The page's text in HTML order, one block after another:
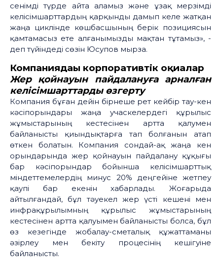
сенімді түрде айта аламыз және ұзақ мерзімді
келісімшарттардың қарқынды дамып келе жатқан
жаңа циклінде көшбасшының берік позициясын
қамтамасыз ете алғанымызды мақтан тұтамыз», -
деп түйіндеді сөзін Юсупов мырза.
Компаниядағы корпоративтік оқиғалар
Жер
қойнауын пайдалануға
арналған
келісімшарттарды өзгерту
Компания бұған дейін бірнеше рет кейбір тау-кен
кәсіпорындары жаңа учаскелердегі құрылыс
жұмыстарының кестесінен артта қалумен
байланысты қиындықтарға тап болғанын атап
өткен болатын. Компания сондай-ақ жаңа кен
орындарында жер қойнауын пайдалану құқығы
бар кәсіпорындар бойынша келісімшарттық
міндеттемелердің минус 20% деңгейіне жетпеу
қаупі бар екенін хабарлады. Жоғарыда
айтылғандай, бұл тәуекел жер үсті кешені мен
инфрақұрылымның құрылыс жұмыстарының
кестесінен артта қалуымен байланысты болса, бұл
өз кезегінде жобалау-сметалық құжаттаманы
әзірлеу мен бекіту процесінің кешігуіне
байланысты.